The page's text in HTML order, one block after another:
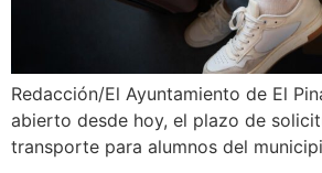
Redacción/El Ayuntamiento de El
abierto desde hoy, el plazo de
transporte para alumnos del